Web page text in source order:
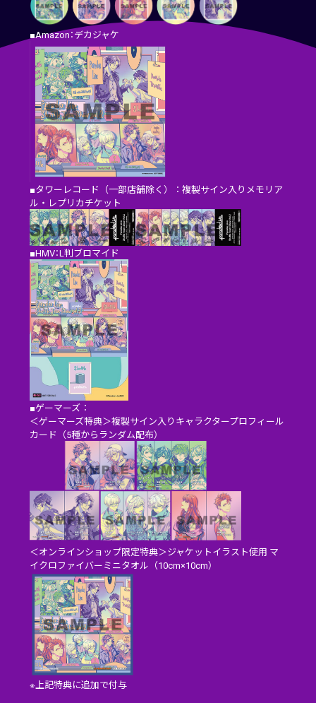
■Amazon：デカジャケ
■タワーレコード（一部店舗除く）：複製サイン入りメモリア
ル・レプリカチケット
■HMV：L判ブロマイド
■ゲーマーズ：
＜ゲーマーズ特典＞複製サイン入りキャラクタープロフィール
カード（5種からランダム配布）
＜オンラインショップ限定特典＞ジャケットイラスト使用 マ
イクロファイバーミニタオル（10cm×10cm）
※上記特典に追加で付与